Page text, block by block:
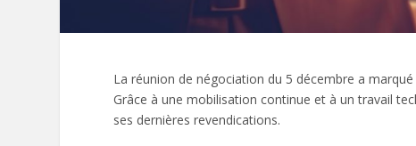
La réunion de négociation du 5 décembre a
Grâce à une mobilisation continue et à un travail
ses dernières revendications.